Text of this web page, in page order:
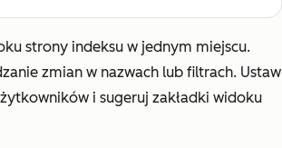
strony indeksu w jednym miejscu.
zmian w nazwach lub filtrach. Ustaw
i sugeruj zakładki widoku